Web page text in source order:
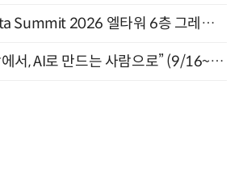
Next AI & Big Data Summit 2026 엘타워 6층 그레이스홀 개최 (9/18)
“AI에게 묻는 사람에서, AI로 만드는 사람으로” (9/16~17)